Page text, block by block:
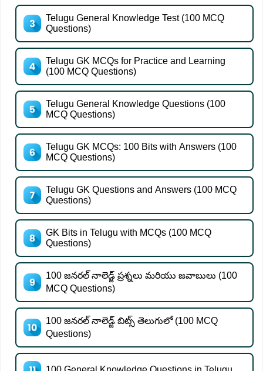
Telugu General Knowledge Test (100 MCQ
Questions)
Telugu GK MCQs for Practice and Learning
(100 MCQ Questions)
Telugu General Knowledge Questions (100
MCQ Questions)
Telugu GK MCQs: 100 Bits with Answers (100
MCQ Questions)
Telugu GK Questions and Answers (100 MCQ
Questions)
GK Bits in Telugu with MCQs (100 MCQ
Questions)
100 జనరల్ నాలెడ్జ్ ప్రశ్నలు మరియు జవాబులు (100
MCQ Questions)
100 జనరల్ నాలెడ్జ్ బిట్స్ తెలుగులో (100 MCQ
Questions)